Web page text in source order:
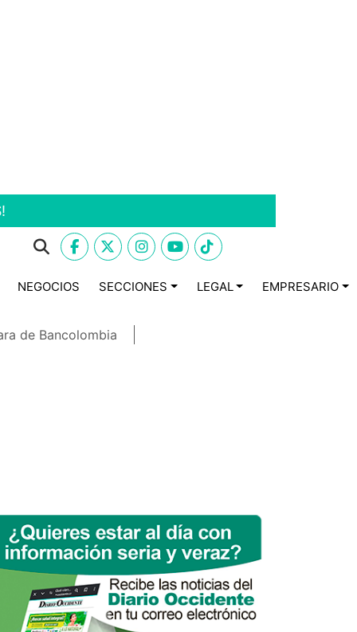
NEGOCIOS SECCIONES LEGAL EMPRESARIO
de Bancolombia